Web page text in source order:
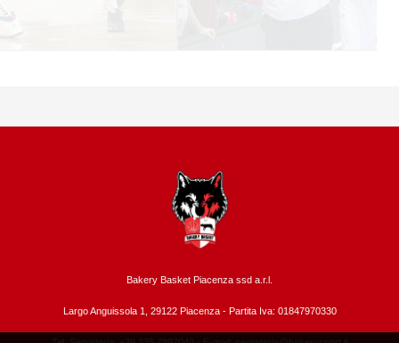
Bakery Basket Piacenza ssd a.r.l.
Largo Anguissola 1, 29122 Piacenza - Partita Iva: 01847970330